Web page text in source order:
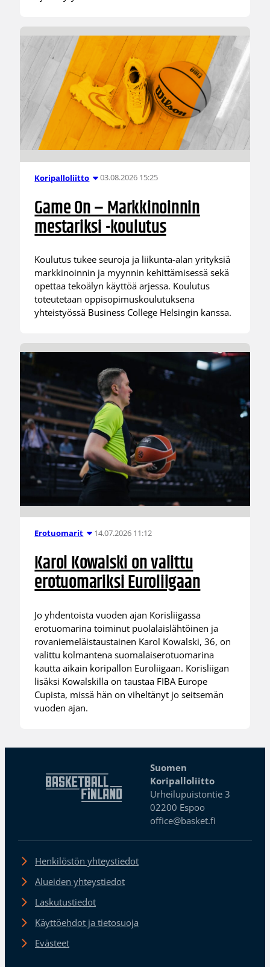
Koripalloliitto 03.08.2026 15:25
Game On – Markkinoinnin
mestariksi -koulutus
Koulutus tukee seuroja ja liikunta-alan yrityksiä
markkinoinnin ja myynnin kehittämisessä sekä
opettaa tekoälyn käyttöä arjessa. Koulutus
toteutetaan oppisopimuskoulutuksena
yhteistyössä Business College Helsingin kanssa.
Erotuomarit 14.07.2026 11:12
Karol Kowalski on valittu
erotuomariksi Euroliigaan
Jo yhdentoista vuoden ajan Korisliigassa
erotuomarina toiminut puolalaislähtöinen ja
rovaniemeläistaustainen Karol Kowalski, 36, on
valittu kolmantena suomalaiserotuomarina
kautta aikain koripallon Euroliigaan. Korisliigan
lisäksi Kowalskilla on taustaa FIBA Europe
Cupista, missä hän on viheltänyt jo seitsemän
vuoden ajan.
Suomen
Koripalloliitto
Urheilupuistontie 3
02200 Espoo
office@basket.fi
Henkilöstön yhteystiedot
Alueiden yhteystiedot
Laskutustiedot
Käyttöehdot ja tietosuoja
Evästeet